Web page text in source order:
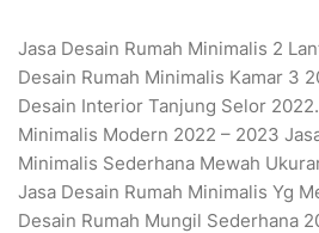
Jasa Desain Rumah Minimalis 2
Desain Rumah Minimalis Kamar 3
Desain Interior Tanjung Selor
Minimalis Modern 2022 – 2023
Minimalis Sederhana Mewah
Jasa Desain Rumah Minimalis Yg
Desain Rumah Mungil Sederhana